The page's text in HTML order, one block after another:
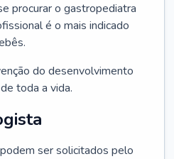
procurar o gastropediatra
é o mais indicado
do desenvolvimento
toda a vida.
ser solicitados pelo